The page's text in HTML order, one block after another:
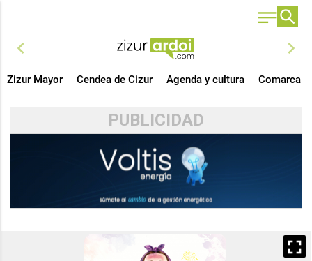
chevron_left chevron_right
Zizur Mayor Cendea de Cizur Agenda y cultura Comarca
PUBLICIDAD